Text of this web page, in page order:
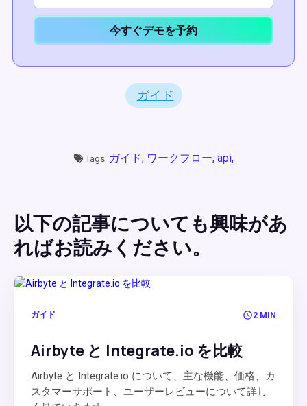
今すぐデモを予約
ガイド
Tags: ガイド, ワークフロー, api,
以下の記事についても興味があ
ればお読みください。
ガイド 2 MIN
Airbyte と Integrate.io を比較
Airbyte と Integrate.io について、主な機能、価格、カ
スタマーサポート、ユーザーレビューについて詳し